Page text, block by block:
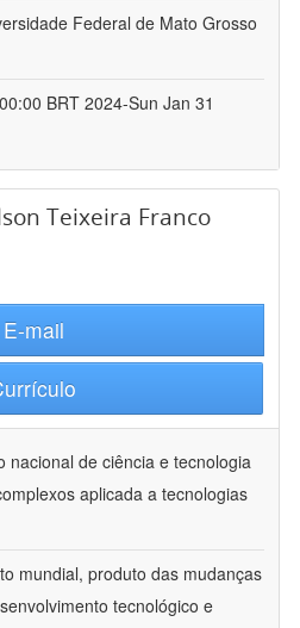
Federal de Mato Grosso
BRT 2024-Sun Jan 31
Teixeira Franco
E-mail
nacional de ciência e tecnologia
aplicada a tecnologias
mundial, produto das mudanças
tecnológico e